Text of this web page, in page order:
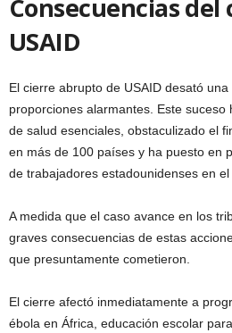
Consecuencias del
USAID
El cierre abrupto de USAID desató
proporciones alarmantes. Este
de salud esenciales, obstaculizado el
en más de 100 países y ha puesto en
de trabajadores estadounidenses en
A medida que el caso avance en los
graves consecuencias de estas
que presuntamente cometieron.
El cierre afectó inmediatamente a
ébola en África, educación escolar